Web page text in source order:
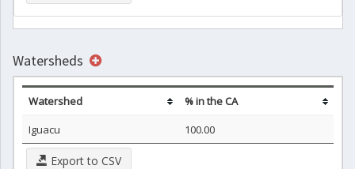
Watersheds
Watershed
% in the CA
Iguacu
100.00
Export to CSV